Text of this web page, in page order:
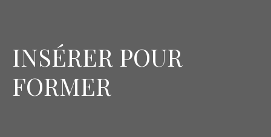
INSÉRER POUR
FORMER